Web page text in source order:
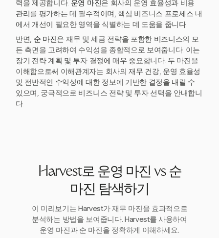
력을 제공합니다. 운영 마진은 회사의 운영 효율성과 비용
관리를 평가하는 데 필수적이며, 핵심 비즈니스 프로세스 내
에서 개선이 필요한 영역을 식별하는 데 도움을 줍니다.
반면, 순 마진은 재무 및 세금 전략을 포함한 비즈니스의 모
든 측면을 고려하여 수익성을 종합적으로 보여줍니다. 이는
장기 전략 계획 및 투자 결정에 매우 중요합니다. 두 마진을
이해함으로써 이해관계자는 회사의 재무 건강, 운영 효율성
및 전반적인 수익성에 대한 정보에 기반한 결정을 내릴 수
있으며, 궁극적으로 비즈니스 전략 및 투자 선택을 안내합니
다.
Harvest로 운영 마진 vs 순
마진 탐색하기
이 미리보기는 Harvest가 재무 마진을 효과적으로
분석하는 방법을 보여줍니다. Harvest를 사용하여
운영 마진과 순 마진을 정확하게 이해하세요.